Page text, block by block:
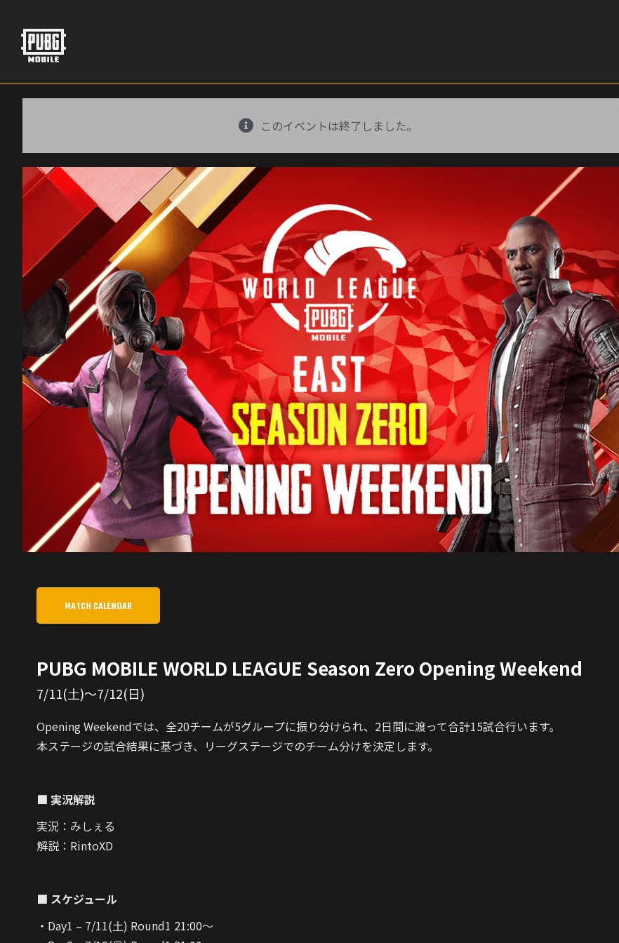
content
このイベントは終了しました。
MATCH CALENDAR
PUBG MOBILE WORLD LEAGUE Season Zero Opening Weekend
7/11(土)～7/12(日)
Opening Weekendでは、全20チームが5グループに振り分けられ、2日間に渡って合計15試合行います。
本ステージの試合結果に基づき、リーグステージでのチーム分けを決定します。
■ 実況解説
実況：みしぇる
解説：RintoXD
■ スケジュール
・Day1 – 7/11(土) Round1 21:00～